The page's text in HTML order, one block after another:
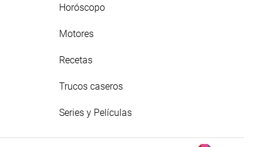
Horóscopo
Motores
Recetas
Trucos caseros
Series y Películas